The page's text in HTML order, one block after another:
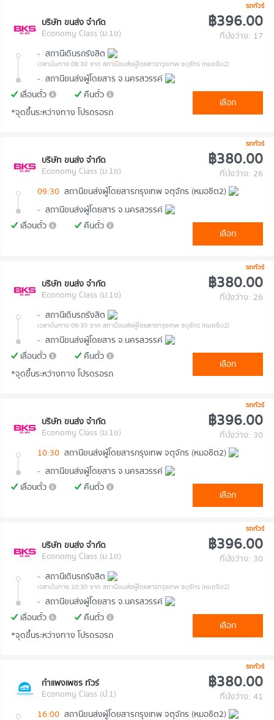
รถทัวร์
บริษัท ขนส่ง จำกัด
Economy Class (ม.1ข)
฿396.00
ที่นั่งว่าง: 17
- สถานีเดินรถรังสิต
เวลาต้นทาง 08:30 จาก สถานีขนส่งผู้โดยสารกรุงเทพ จตุจักร (หมอชิต2)
- สถานีขนส่งผู้โดยสาร จ.นครสวรรค์
เลื่อนตั๋ว
คืนตั๋ว
*จุดขึ้นระหว่างทาง โปรดรอรถ
เลือก
รถทัวร์
บริษัท ขนส่ง จำกัด
Economy Class (ม.1ข)
฿380.00
ที่นั่งว่าง: 26
09:30 สถานีขนส่งผู้โดยสารกรุงเทพ จตุจักร (หมอชิต2)
- สถานีขนส่งผู้โดยสาร จ.นครสวรรค์
เลื่อนตั๋ว
คืนตั๋ว
เลือก
รถทัวร์
บริษัท ขนส่ง จำกัด
Economy Class (ม.1ข)
฿380.00
ที่นั่งว่าง: 26
- สถานีเดินรถรังสิต
เวลาต้นทาง 09:30 จาก สถานีขนส่งผู้โดยสารกรุงเทพ จตุจักร (หมอชิต2)
- สถานีขนส่งผู้โดยสาร จ.นครสวรรค์
เลื่อนตั๋ว
คืนตั๋ว
*จุดขึ้นระหว่างทาง โปรดรอรถ
เลือก
รถทัวร์
บริษัท ขนส่ง จำกัด
Economy Class (ม.1ข)
฿396.00
ที่นั่งว่าง: 30
10:30 สถานีขนส่งผู้โดยสารกรุงเทพ จตุจักร (หมอชิต2)
- สถานีขนส่งผู้โดยสาร จ.นครสวรรค์
เลื่อนตั๋ว
คืนตั๋ว
เลือก
รถทัวร์
บริษัท ขนส่ง จำกัด
Economy Class (ม.1ข)
฿396.00
ที่นั่งว่าง: 30
- สถานีเดินรถรังสิต
เวลาต้นทาง 10:30 จาก สถานีขนส่งผู้โดยสารกรุงเทพ จตุจักร (หมอชิต2)
- สถานีขนส่งผู้โดยสาร จ.นครสวรรค์
เลื่อนตั๋ว
คืนตั๋ว
*จุดขึ้นระหว่างทาง โปรดรอรถ
เลือก
รถทัวร์
กำแพงเพชร ทัวร์
Economy Class (ป.1)
฿380.00
ที่นั่งว่าง: 41
16:00 สถานีขนส่งผู้โดยสารกรุงเทพ จตุจักร (หมอชิต2)